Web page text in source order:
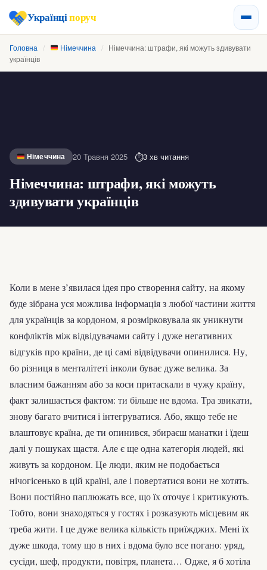
Українціпоруч
Головна / Німеччина /
Німеччина: штрафи, які можуть здивувати
українців
Німеччина 20 Травня 2025 3 хв читання
Німеччина: штрафи, які можуть
здивувати українців
Коли в мене з’явилася ідея про створення сайту, на якому
буде зібрана уся можлива інформація з любої частини життя
для українців за кордоном, я розмірковувала як уникнути
конфліктів між відвідувачами сайту і дуже негативних
відгуків про країни, де ці самі відвідувачи опинилися. Ну,
бо різниця в менталітеті інколи буває дуже велика. За
власним бажанням або за коси притаскали в чужу країну,
факт залишається фактом: ти більше не вдома. Тра звикати,
знову багато вчитися і інтегруватися. Або, якщо тебе не
влаштовує країна, де ти опинився, збираєш манатки і їдеш
далі у пошуках щастя. Але є ще одна категорія людей, які
живуть за кордоном. Це люди, яким не подобається
нічогісенько в цій країні, але і повертатися вони не хотять.
Вони постійно паплюжать все, що їх оточує і критикують.
Тобто, вони знаходяться у гостях і розказують місцевим як
треба жити. І це дуже велика кількість приїжджих. Мені їх
дуже шкода, тому що в них і вдома було все погано: уряд,
сусіди, шеф, продукти, повітря, планета… Одже, я б хотіла